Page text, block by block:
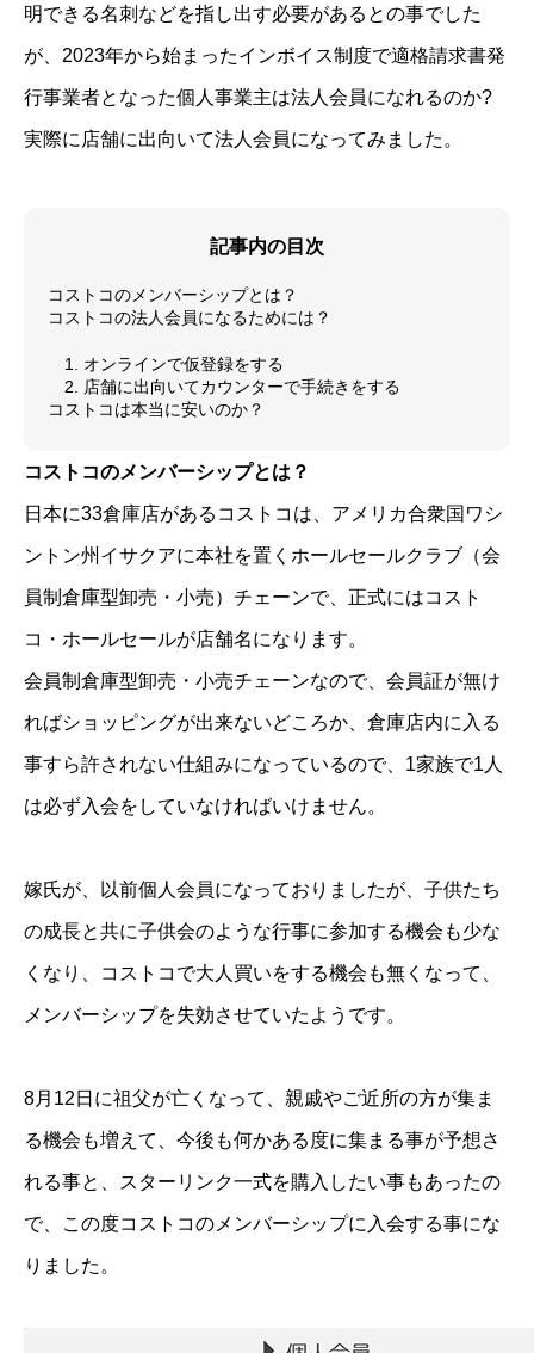
明できる名刺などを指し出す必要があるとの事でした
が、2023年から始まったインボイス制度で適格請求書発
行事業者となった個人事業主は法人会員になれるのか?
実際に店舗に出向いて法人会員になってみました。
記事内の目次
コストコのメンバーシップとは？
コストコの法人会員になるためには？
1. オンラインで仮登録をする
2. 店舗に出向いてカウンターで手続きをする
コストコは本当に安いのか？
コストコのメンバーシップとは？
日本に33倉庫店があるコストコは、アメリカ合衆国ワシ
ントン州イサクアに本社を置くホールセールクラブ（会
員制倉庫型卸売・小売）チェーンで、正式にはコスト
コ・ホールセールが店舗名になります。
会員制倉庫型卸売・小売チェーンなので、会員証が無け
ればショッピングが出来ないどころか、倉庫店内に入る
事すら許されない仕組みになっているので、1家族で1人
は必ず入会をしていなければいけません。
嫁氏が、以前個人会員になっておりましたが、子供たち
の成長と共に子供会のような行事に参加する機会も少な
くなり、コストコで大人買いをする機会も無くなって、
メンバーシップを失効させていたようです。
8月12日に祖父が亡くなって、親戚やご近所の方が集ま
る機会も増えて、今後も何かある度に集まる事が予想さ
れる事と、スターリンク一式を購入したい事もあったの
で、この度コストコのメンバーシップに入会する事にな
りました。